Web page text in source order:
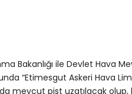
Bakanlığı ile Devlet Hava
“Etimesgut Askeri Hava
mevcut pist uzatılacak olup,